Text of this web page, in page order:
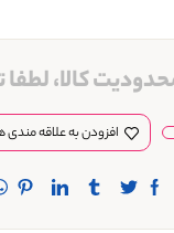
کالا،
افزودن به علاقه مندی